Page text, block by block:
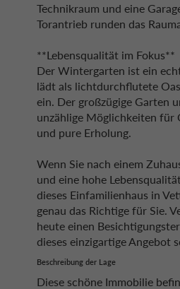
Technikraum und eine
Torantrieb runden das
**Lebensqualität im Fokus**
Der Wintergarten ist ein
lädt als lichtdurchflutete
ein. Der großzügige Garten
unzählige Möglichkeiten
und pure Erholung.
Wenn Sie nach einem
und eine hohe
dieses Einfamilienhaus in
genau das Richtige für Sie.
heute einen
dieses einzigartige Angebot
Beschreibung der Lage
Diese schöne Immobilie